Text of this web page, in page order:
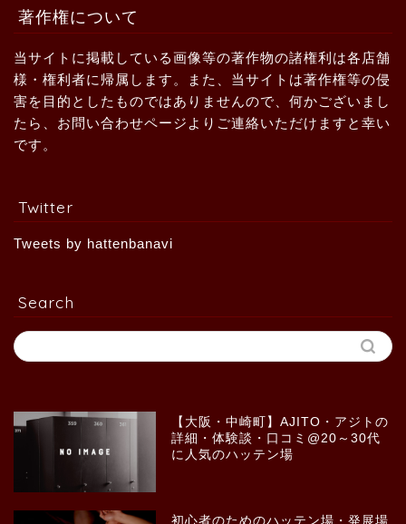
著作権について
当サイトに掲載している画像等の著作物の諸権利は各店舗
様・権利者に帰属します。また、当サイトは著作権等の侵
害を目的としたものではありませんので、何かございまし
たら、お問い合わせページよりご連絡いただけますと幸い
です。
Twitter
Tweets by hattenbanavi
Search
【大阪・中崎町】AJITO・アジトの
詳細・体験談・口コミ@20～30代
に人気のハッテン場
初心者のためのハッテン場・発展場